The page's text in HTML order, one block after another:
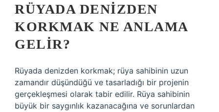
RÜYADA DENIZDEN
KORKMAK NE ANLAMA
GELIR?
Rüyada denizden korkmak; rüya sahibinin uzun
zamandır düşündüğü ve tasarladığı bir projenin
gerçekleşmesi olarak tabir edilir. Rüya sahibinin
büyük bir saygınlık kazanacağına ve sorunlardan